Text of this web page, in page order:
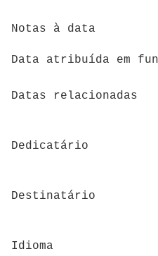
Notas à data
Data atribuída em
Datas relacionadas
Dedicatário
Destinatário
Idioma